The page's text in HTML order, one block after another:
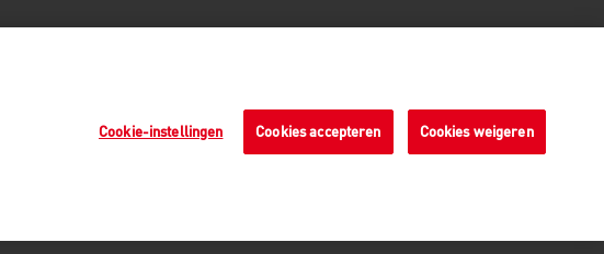
Cookie-instellingen Cookies weigeren
Cookies accepteren